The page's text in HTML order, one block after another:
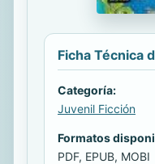
Ficha Técnica
Categoría:
Juvenil Ficción
Formatos
PDF, EPUB, MOBI